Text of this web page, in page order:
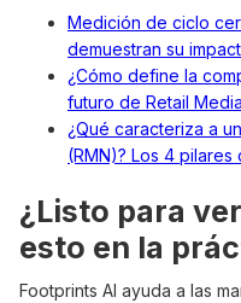
Medición de ciclo
demuestran su
¿Cómo define la
futuro de Retail
¿Qué caracteriza a
(RMN)? Los 4
¿Listo para
esto en la
Footprints AI ayuda a las